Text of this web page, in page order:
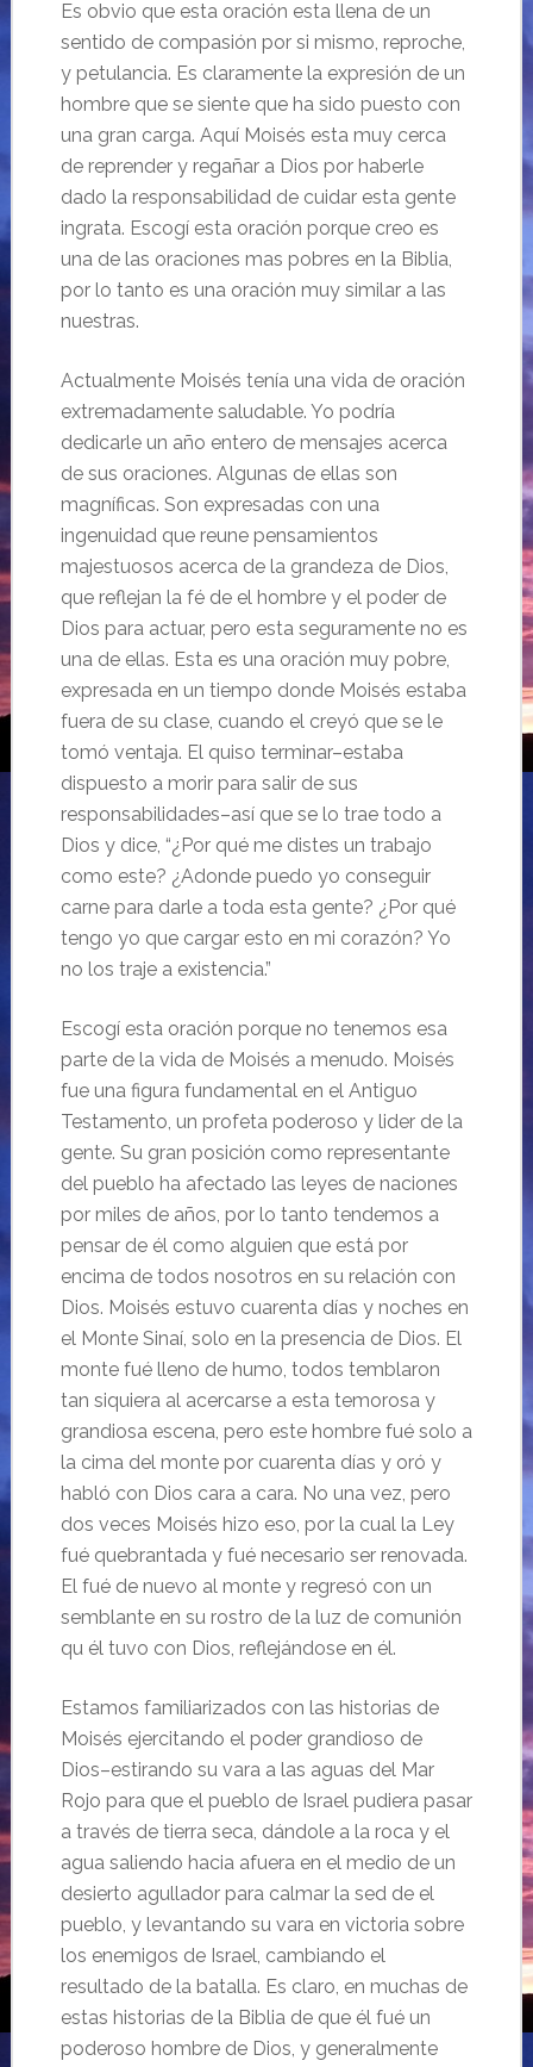
Es obvio que esta oración esta llena de un
sentido de compasión por si mismo, reproche,
y petulancia. Es claramente la expresión de un
hombre que se siente que ha sido puesto con
una gran carga. Aquí Moisés esta muy cerca
de reprender y regañar a Dios por haberle
dado la responsabilidad de cuidar esta gente
ingrata. Escogí esta oración porque creo es
una de las oraciones mas pobres en la Biblia,
por lo tanto es una oración muy similar a las
nuestras.
Actualmente Moisés tenía una vida de oración
extremadamente saludable. Yo podría
dedicarle un año entero de mensajes acerca
de sus oraciones. Algunas de ellas son
magníficas. Son expresadas con una
ingenuidad que reune pensamientos
majestuosos acerca de la grandeza de Dios,
que reflejan la fé de el hombre y el poder de
Dios para actuar, pero esta seguramente no es
una de ellas. Esta es una oración muy pobre,
expresada en un tiempo donde Moisés estaba
fuera de su clase, cuando el creyó que se le
tomó ventaja. El quiso terminar–estaba
dispuesto a morir para salir de sus
responsabilidades–así que se lo trae todo a
Dios y dice, “¿Por qué me distes un trabajo
como este? ¿Adonde puedo yo conseguir
carne para darle a toda esta gente? ¿Por qué
tengo yo que cargar esto en mi corazón? Yo
no los traje a existencia.”
Escogí esta oración porque no tenemos esa
parte de la vida de Moisés a menudo. Moisés
fue una figura fundamental en el Antiguo
Testamento, un profeta poderoso y lider de la
gente. Su gran posición como representante
del pueblo ha afectado las leyes de naciones
por miles de años, por lo tanto tendemos a
pensar de él como alguien que está por
encima de todos nosotros en su relación con
Dios. Moisés estuvo cuarenta días y noches en
el Monte Sinaí, solo en la presencia de Dios. El
monte fué lleno de humo, todos temblaron
tan siquiera al acercarse a esta temorosa y
grandiosa escena, pero este hombre fué solo a
la cima del monte por cuarenta días y oró y
habló con Dios cara a cara. No una vez, pero
dos veces Moisés hizo eso, por la cual la Ley
fué quebrantada y fué necesario ser renovada.
El fué de nuevo al monte y regresó con un
semblante en su rostro de la luz de comunión
qu él tuvo con Dios, reflejándose en él.
Estamos familiarizados con las historias de
Moisés ejercitando el poder grandioso de
Dios–estirando su vara a las aguas del Mar
Rojo para que el pueblo de Israel pudiera pasar
a través de tierra seca, dándole a la roca y el
agua saliendo hacia afuera en el medio de un
desierto agullador para calmar la sed de el
pueblo, y levantando su vara en victoria sobre
los enemigos de Israel, cambiando el
resultado de la batalla. Es claro, en muchas de
estas historias de la Biblia de que él fué un
poderoso hombre de Dios, y generalmente